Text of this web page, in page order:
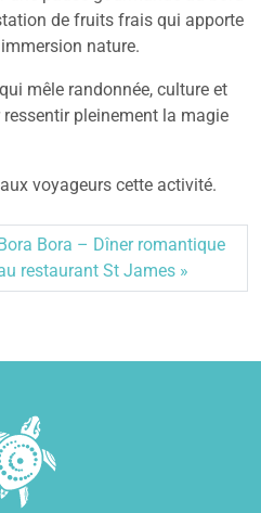
de fruits frais qui apporte
nature.
mêle randonnée, culture et
pleinement la magie
voyageurs cette activité.
Bora Bora – Dîner romantique
restaurant St James